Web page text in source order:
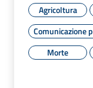
Agricoltura
Comunicazione
Morte